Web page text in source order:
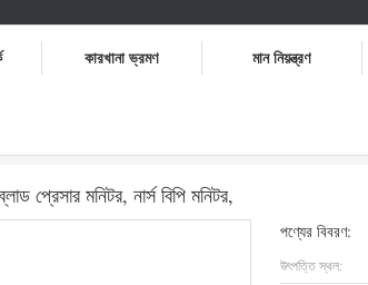
কারখানা ভ্রমণ মান নিয়ন্ত্রণ
প্রেসার মনিটর, নার্স বিপি মনিটর,
পণ্যের বিবরণ:
উৎপত্তি স্থল: